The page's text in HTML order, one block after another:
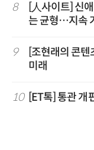
8
[人사이트] 신
는 균형…지속
9
[조현래의 콘텐
미래
10 [ET톡] 통관 개